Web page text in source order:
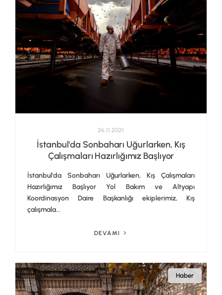
26.11.2021
İstanbul'da Sonbaharı Uğurlarken, Kış
Çalışmaları Hazırlığımız Başlıyor
İstanbul'da Sonbaharı Uğurlarken, Kış Çalışmaları
Hazırlığımız Başlıyor Yol Bakım ve Altyapı
Koordinasyon Daire Başkanlığı ekiplerimiz, Kış
çalışmala...
DEVAMI
Haber